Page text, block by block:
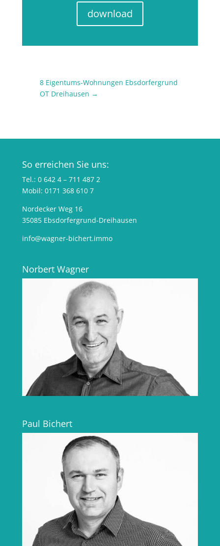
download
8 Eigentums-Wohnungen Ebsdorfergrund
OT Dreihausen →
So erreichen Sie uns:
Tel.: 0 642 4 – 711 487 2
Mobil: 0171 368 610 7
Nordecker Weg 16
35085 Ebsdorfergrund-Dreihausen
info@wagner-bichert.immo
Norbert Wagner
Paul Bichert